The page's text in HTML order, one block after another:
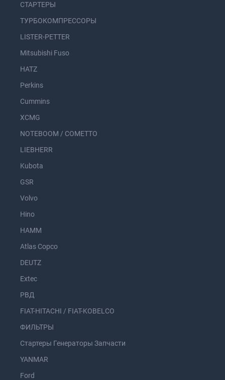
СТАРТЕРЫ
ТУРБОКОМПРЕССОРЫ
LISTER-PETTER
Mitsubishi Fuso
HATZ
Perkins
Cummins
XCMG
NOTEBOOM / COMETTO
LIEBHERR
Kubota
GSR
Volvo
Hino
HAMM
Atlas Copco
DEUTZ
Extec
РВД
FIAT-HITACHI / FIAT-KOBELCO
ФИЛЬТРЫ
Стартеры Генераторы Запчасти
YANMAR
Ford